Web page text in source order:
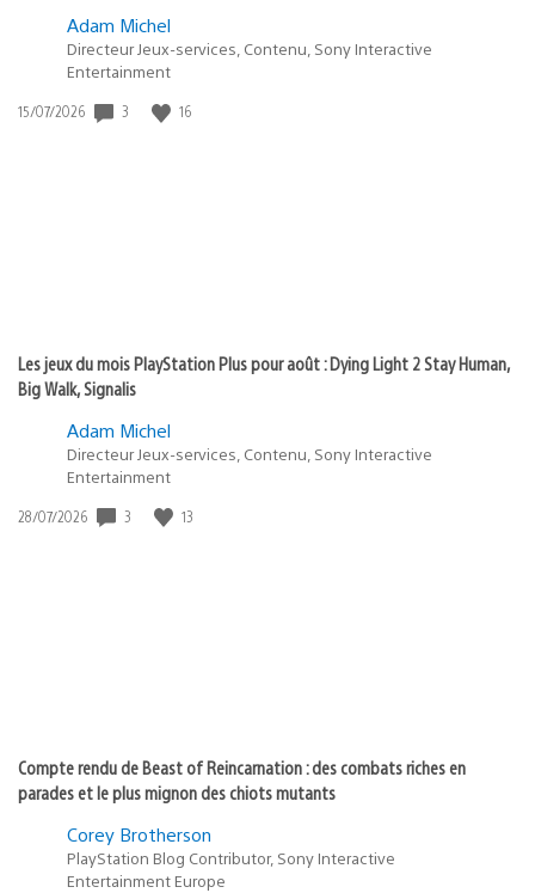
Adam Michel
Directeur Jeux-services, Contenu, Sony Interactive
Entertainment
Date
15/07/2026 3 16
Les jeux du mois PlayStation Plus pour août : Dying Light 2 Stay Human,
Big Walk, Signalis
Adam Michel
Directeur Jeux-services, Contenu, Sony Interactive
Entertainment
Date
28/07/2026 3 13
Compte rendu de Beast of Reincarnation : des combats riches en
parades et le plus mignon des chiots mutants
Corey Brotherson
PlayStation Blog Contributor, Sony Interactive
Entertainment Europe